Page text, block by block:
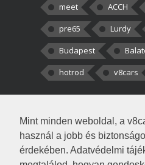
Mint minden weboldal, a
használ a jobb és
érdekében. Adatvédelmi
meet ACCH
pre65
Lurdy
Budapest
hotrod
v8cars
kortisz:
darabbaal számoltam. Nem